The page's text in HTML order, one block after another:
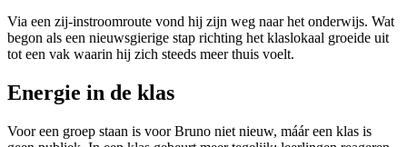
Via een zij-instroomroute vond hij zijn weg naar het onderwijs. Wat
begon als een nieuwsgierige stap richting het klaslokaal groeide uit
tot een vak waarin hij zich steeds meer thuis voelt.
Energie in de klas
Voor een groep staan is voor Bruno niet nieuw, máár een klas is